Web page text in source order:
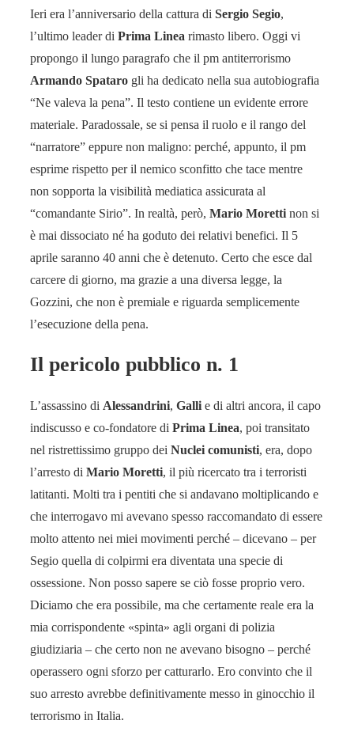
Ieri era l’anniversario della cattura di Sergio Segio,
l’ultimo leader di Prima Linea rimasto libero. Oggi vi
propongo il lungo paragrafo che il pm antiterrorismo
Armando Spataro gli ha dedicato nella sua autobiografia
“Ne valeva la pena”. Il testo contiene un evidente errore
materiale. Paradossale, se si pensa il ruolo e il rango del
“narratore” eppure non maligno: perché, appunto, il pm
esprime rispetto per il nemico sconfitto che tace mentre
non sopporta la visibilità mediatica assicurata al
“comandante Sirio”. In realtà, però, Mario Moretti non si
è mai dissociato né ha goduto dei relativi benefici. Il 5
aprile saranno 40 anni che è detenuto. Certo che esce dal
carcere di giorno, ma grazie a una diversa legge, la
Gozzini, che non è premiale e riguarda semplicemente
l’esecuzione della pena.
Il pericolo pubblico n. 1
L’assassino di Alessandrini, Galli e di altri ancora, il capo
indiscusso e co-fondatore di Prima Linea, poi transitato
nel ristrettissimo gruppo dei Nuclei comunisti, era, dopo
l’arresto di Mario Moretti, il più ricercato tra i terroristi
latitanti. Molti tra i pentiti che si andavano moltiplicando e
che interrogavo mi avevano spesso raccomandato di essere
molto attento nei miei movimenti perché – dicevano – per
Segio quella di colpirmi era diventata una specie di
ossessione. Non posso sapere se ciò fosse proprio vero.
Diciamo che era possibile, ma che certamente reale era la
mia corrispondente «spinta» agli organi di polizia
giudiziaria – che certo non ne avevano bisogno – perché
operassero ogni sforzo per catturarlo. Ero convinto che il
suo arresto avrebbe definitivamente messo in ginocchio il
terrorismo in Italia.